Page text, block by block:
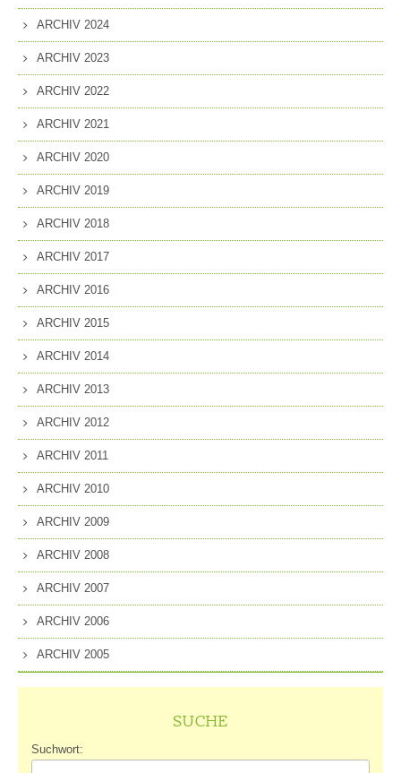
ARCHIV 2024
ARCHIV 2023
ARCHIV 2022
ARCHIV 2021
ARCHIV 2020
ARCHIV 2019
ARCHIV 2018
ARCHIV 2017
ARCHIV 2016
ARCHIV 2015
ARCHIV 2014
ARCHIV 2013
ARCHIV 2012
ARCHIV 2011
ARCHIV 2010
ARCHIV 2009
ARCHIV 2008
ARCHIV 2007
ARCHIV 2006
ARCHIV 2005
SUCHE
Suchwort: